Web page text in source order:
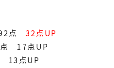
点 32点UP
17点UP
13点UP